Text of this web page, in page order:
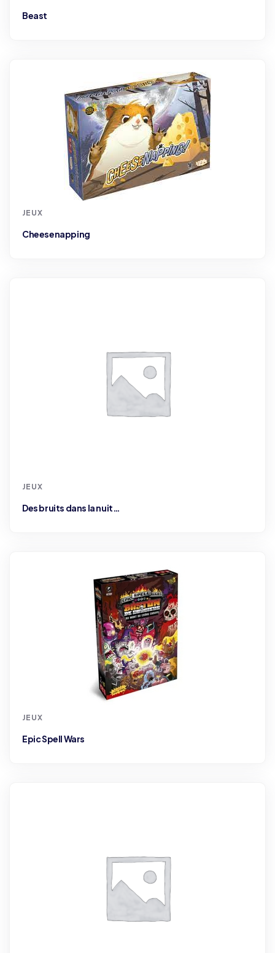
Beast
JEUX
Cheesenapping
JEUX
Des bruits dans la nuit…
JEUX
Epic Spell Wars